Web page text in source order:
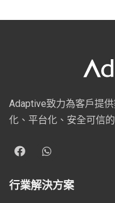
Adaptive致力為客戶提
化、平台化、安全可信
行業解決方案